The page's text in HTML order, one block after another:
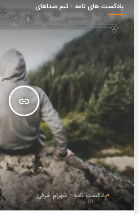
پادکست های نامه - تیم صداهای
همراه
insert_link
پادکست نامه - شهرام شرفی